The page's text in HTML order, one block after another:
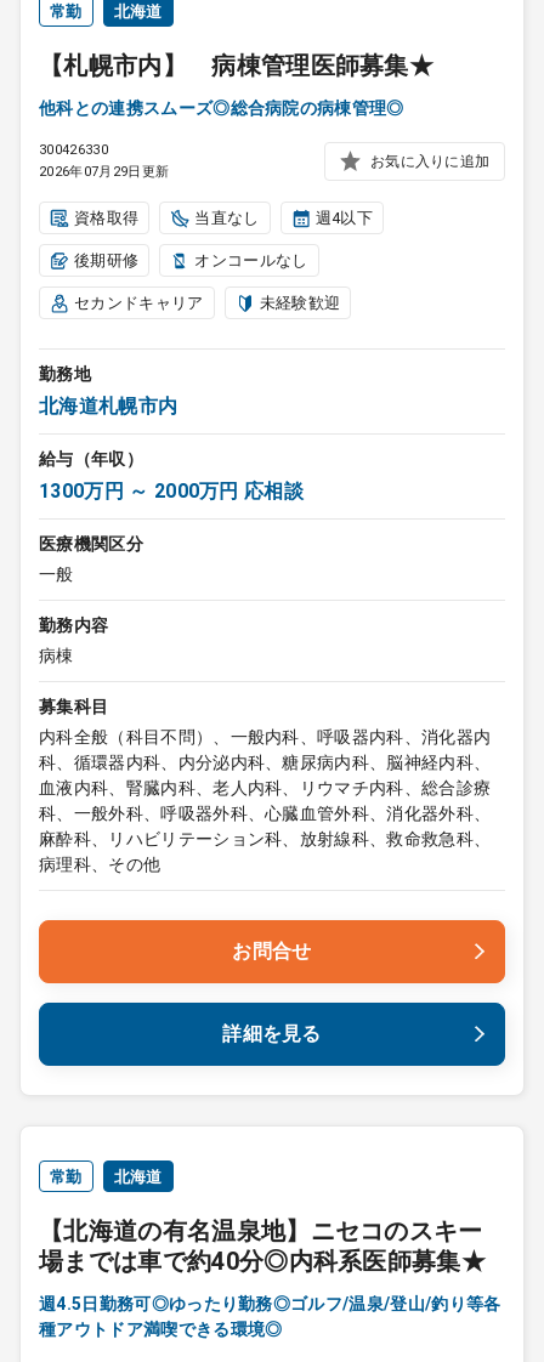
常勤 北海道
【札幌市内】 病棟管理医師募集★
他科との連携スムーズ◎総合病院の病棟管理◎
300426330
2026年07月29日更新
お気に入りに追加
資格取得 当直なし 週4以下
後期研修 オンコールなし
セカンドキャリア 未経験歓迎
勤務地
北海道札幌市内
給与（年収）
1300万円 ～ 2000万円 応相談
医療機関区分
一般
勤務内容
病棟
募集科目
内科全般（科目不問）、一般内科、呼吸器内科、消化器内
科、循環器内科、内分泌内科、糖尿病内科、脳神経内科、
血液内科、腎臓内科、老人内科、リウマチ内科、総合診療
科、一般外科、呼吸器外科、心臓血管外科、消化器外科、
麻酔科、リハビリテーション科、放射線科、救命救急科、
病理科、その他
お問合せ
詳細を見る
常勤 北海道
【北海道の有名温泉地】ニセコのスキー
場までは車で約40分◎内科系医師募集★
週4.5日勤務可◎ゆったり勤務◎ゴルフ/温泉/登山/釣り等各
種アウトドア満喫できる環境◎